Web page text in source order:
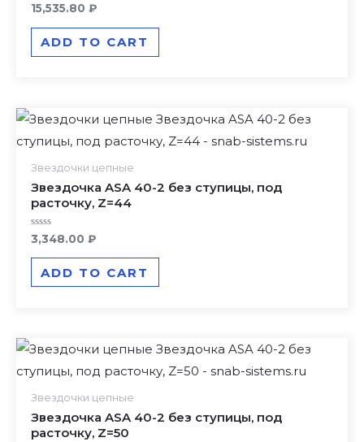
Rated
out
15,535.80 ₽
ADD TO CART
Звездочки цепные
Звездочка ASA 40-2 без ступицы, под
расточку, Z=44
Rated
0
out
3,348.00 ₽
ADD TO CART
Звездочки цепные
Звездочка ASA 40-2 без ступицы, под
расточку, Z=50